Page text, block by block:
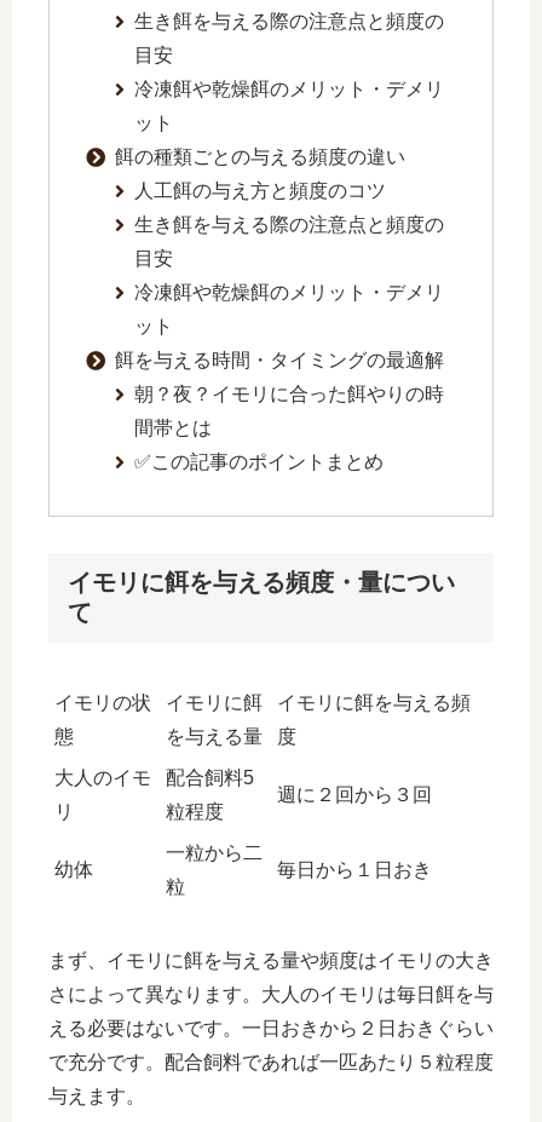
生き餌を与える際の注意点と頻度の
目安
冷凍餌や乾燥餌のメリット・デメリ
ット
餌の種類ごとの与える頻度の違い
人工餌の与え方と頻度のコツ
生き餌を与える際の注意点と頻度の
目安
冷凍餌や乾燥餌のメリット・デメリ
ット
餌を与える時間・タイミングの最適解
朝？夜？イモリに合った餌やりの時
間帯とは
✅この記事のポイントまとめ
イモリに餌を与える頻度・量につい
て
イモリの状
態
イモリに餌
を与える量
イモリに餌を与える頻
度
大人のイモ
リ
配合飼料5
粒程度
週に２回から３回
幼体
一粒から二
粒
毎日から１日おき
まず、イモリに餌を与える量や頻度はイモリの大き
さによって異なります。大人のイモリは毎日餌を与
える必要はないです。一日おきから２日おきぐらい
で充分です。配合飼料であれば一匹あたり５粒程度
与えます。